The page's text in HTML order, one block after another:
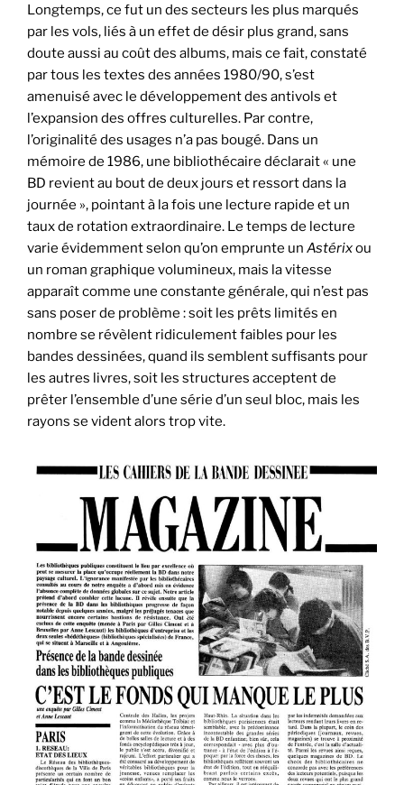
Longtemps, ce fut un des secteurs les plus marqués
par les vols, liés à un effet de désir plus grand, sans
doute aussi au coût des albums, mais ce fait, constaté
par tous les textes des années 1980/90, s’est
amenuisé avec le développement des antivols et
l’expansion des offres culturelles. Par contre,
l’originalité des usages n’a pas bougé. Dans un
mémoire de 1986, une bibliothécaire déclarait « une
BD revient au bout de deux jours et ressort dans la
journée », pointant à la fois une lecture rapide et un
taux de rotation extraordinaire. Le temps de lecture
varie évidemment selon qu’on emprunte un Astérixou
un roman graphique volumineux, mais la vitesse
apparaît comme une constante générale, qui n’est pas
sans poser de problème : soit les prêts limités en
nombre se révèlent ridiculement faibles pour les
bandes dessinées, quand ils semblent suffisants pour
les autres livres, soit les structures acceptent de
prêter l’ensemble d’une série d’un seul bloc, mais les
rayons se vident alors trop vite.